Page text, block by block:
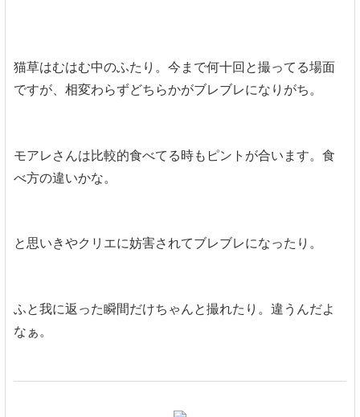
猫草はむはむ中のふたり。今まで何十回と撮ってる場面
ですが、相変わらずどちらかがブレブレになりがち。
モアレさんは比較的食べてる時もピントが合います。食
べ方の違いかな。
と思いきやクリエに妨害されてブレブレになったり。
ふと我に返った瞬間だけちゃんと撮れたり。違うんだよ
なぁ。